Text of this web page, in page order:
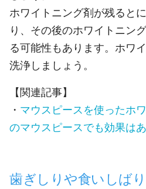
ホワイトニング剤が残ると
り、その後のホワイトニン
る可能性もあります。ホワ
洗浄しましょう。
【関連記事】
・ マウスピースを使ったホ
のマウスピースでも効果は
歯ぎしりや食いしば